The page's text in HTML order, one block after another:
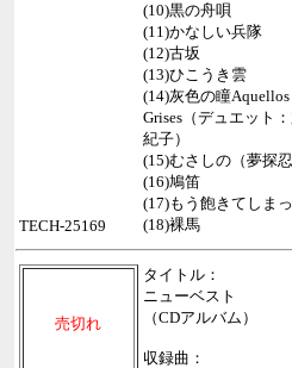
(10)黒の舟唄
(11)かなしい兵隊
(12)古坂
(13)ひこうき雲
(14)灰色の瞳Aquellos
Grises（デュエット
紀子）
(15)むさしの（夢探忍
(16)鳩笛
(17)もう飽きてしま
(18)裸馬
TECH-25169
売切れ
タイトル：
ニューベスト
（CDアルバム）
収録曲：